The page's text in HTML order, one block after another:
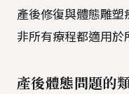
產後修復與體態雕
非所有療程都適用於
產後體態問題的